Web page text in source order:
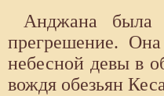
Анджана была
прегрешение.
небесной девы в
вождя обезьян